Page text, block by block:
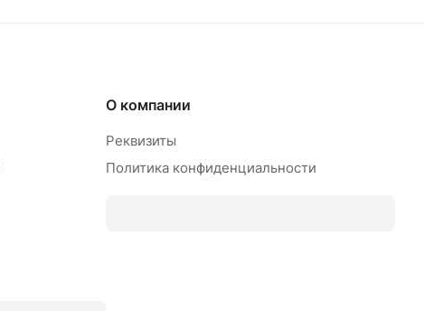
О компании
Реквизиты
Политика конфиденциальности